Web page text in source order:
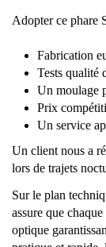
Adopter ce phare
Fabrication
Tests qualité
Un moulage
Prix
Un service
Un client nous a
lors de trajets
Sur le plan
assure que
optique